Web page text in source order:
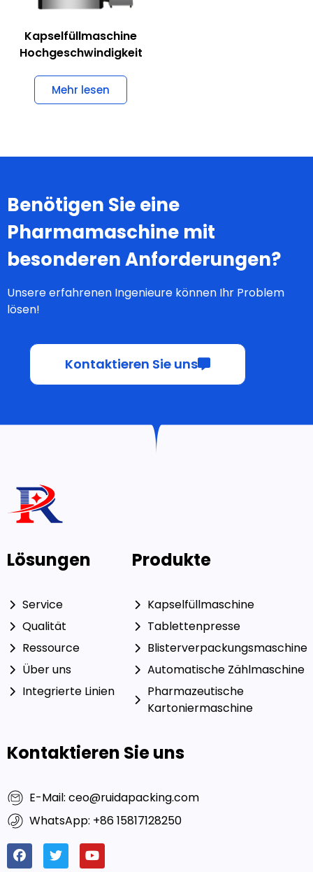
Kapselfüllmaschine
Hochgeschwindigkeit
Mehr lesen
Benötigen Sie eine
Pharmamaschine mit
besonderen Anforderungen?
Unsere erfahrenen Ingenieure können Ihr Problem
lösen!
Kontaktieren Sie uns
Lösungen
Service
Qualität
Ressource
Über uns
Integrierte Linien
Produkte
Kapselfüllmaschine
Tablettenpresse
Blisterverpackungsmaschine
Automatische Zählmaschine
Pharmazeutische
Kartoniermaschine
Kontaktieren Sie uns
E-Mail: ceo@ruidapacking.com
WhatsApp: +86 15817128250